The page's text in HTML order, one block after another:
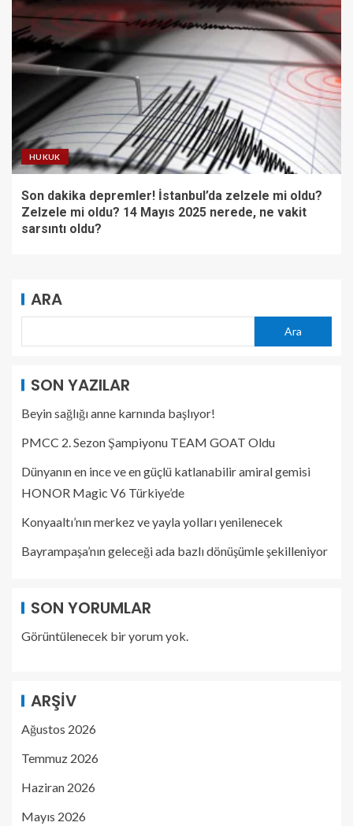
HUKUK
Son dakika depremler! İstanbul’da zelzele mi oldu?
Zelzele mi oldu? 14 Mayıs 2025 nerede, ne vakit
sarsıntı oldu?
ARA
Ara
SON YAZILAR
Beyin sağlığı anne karnında başlıyor!
PMCC 2. Sezon Şampiyonu TEAM GOAT Oldu
Dünyanın en ince ve en güçlü katlanabilir amiral gemisi
HONOR Magic V6 Türkiye’de
Konyaaltı’nın merkez ve yayla yolları yenilenecek
Bayrampaşa’nın geleceği ada bazlı dönüşümle şekilleniyor
SON YORUMLAR
Görüntülenecek bir yorum yok.
ARŞIV
Ağustos 2026
Temmuz 2026
Haziran 2026
Mayıs 2026